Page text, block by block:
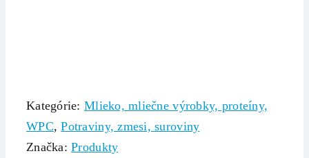
Kategórie: Mlieko, mliečne výrobky, proteíny,
WPC,Potraviny, zmesi, suroviny
Značka:Produkty